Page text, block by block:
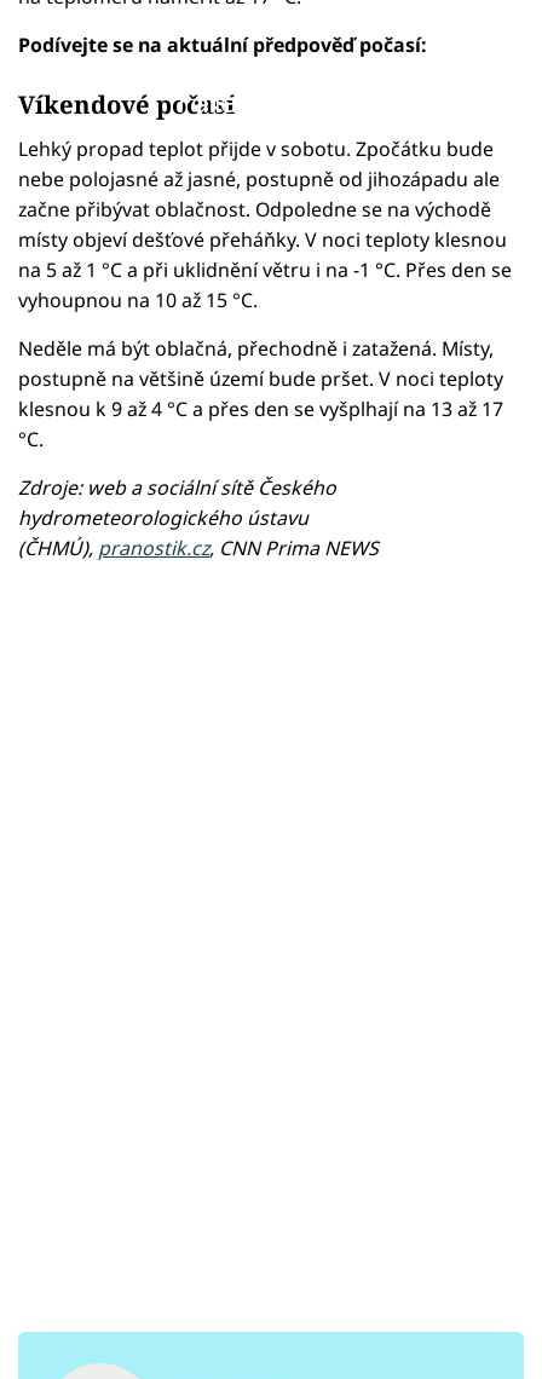
Podívejte se na aktuální předpověď počasí:
Failed to fetch
Víkendové počasí
Lehký propad teplot přijde v sobotu. Zpočátku bude
nebe polojasné až jasné, postupně od jihozápadu ale
začne přibývat oblačnost. Odpoledne se na východě
místy objeví dešťové přeháňky. V noci teploty klesnou
na 5 až 1 °C a při uklidnění větru i na -1 °C. Přes den se
vyhoupnou na 10 až 15 °C.
Neděle má být oblačná, přechodně i zatažená. Místy,
postupně na většině území bude pršet. V noci teploty
klesnou k 9 až 4 °C a přes den se vyšplhají na 13 až 17
°C.
Zdroje: web a sociální sítě Českého
hydrometeorologického ústavu
(ČHMÚ), pranostik.cz, CNN Prima NEWS